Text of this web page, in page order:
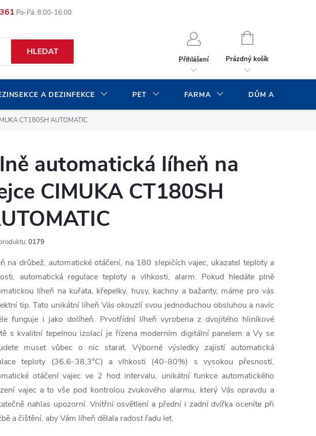
místa
HLEDAT
Přihlášení
NÁKUPNÍ
Prázdný košík
A DEZINFEKCE PET FARMA DŮM A ZAHRADA
CT180SH AUTOMATIC
automatická líheň na
CIMUKA CT180SH
0179
na drůbež, automatické otáčení, na 180 slepičích vajec, ukazatel teploty a
automatická regulace teploty a vlhkosti, alarm. Pokud hledáte plně
líheň na kuřata, křepelky, husy, kachny a bažanty, máme pro vás
tip. Tato unikátní líheň Vás okouzlí svou jednoduchou obsluhou a navíc
funguje i jako dolíheň. Prvotřídní líheň vyrobena z dvojitého hliníkové
s kvalitní tepelnou izolací je řízena moderním digitální panelem a Vy se
muset vůbec o nic starat. Výborné výsledky zajistí automatická
teploty (36,6-38,3°C) a vlhkosti (40-80%) s vysokou přesností,
otáčení vajec ve 2 hod intervalu, unikátní funkce automatického
vajec a to vše pod kontrolou zvukového alarmu, který Vás opravdu a
nahlas upozorní. Vnitřní osvětlení a přední i zadní dvířka oceníte při
a čištění, aby Vám líheň dělala radost řadu let.